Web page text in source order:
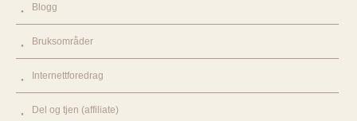
Blogg
Bruksområder
Internettforedrag
Del og tjen (affiliate)